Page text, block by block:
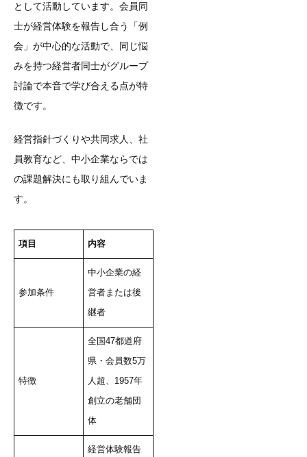
として活動しています。会員同
士が経営体験を報告し合う「例
会」が中心的な活動で、同じ悩
みを持つ経営者同士がグループ
討論で本音で学び合える点が特
徴です。
経営指針づくりや共同求人、社
員教育など、中小企業ならでは
の課題解決にも取り組んでいま
す。
項目 内容
参加条件
中小企業の経
営者または後
継者
特徴
全国47都道府
県・会員数5万
人超、1957年
創立の老舗団
体
経営体験報告